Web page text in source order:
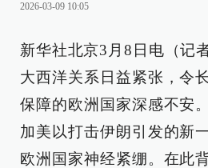
2026-03-09 10:05
新华社北京3月8日电（记
大西洋关系日益紧张，令
保障的欧洲国家深感不安
加美以打击伊朗引发的新
欧洲国家神经紧绷。在此